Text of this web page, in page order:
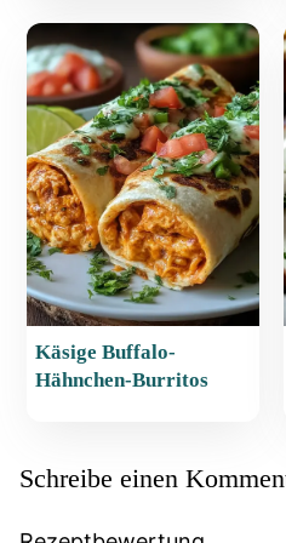
Käsige Buffalo-
Hähnchen-Burritos
Schreibe einen